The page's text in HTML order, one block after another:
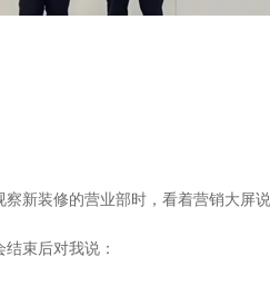
察新装修的营业部时，看着营销大屏
束后对我说：